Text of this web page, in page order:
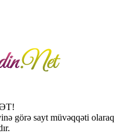
görə sayt müvəqqəti olaraq